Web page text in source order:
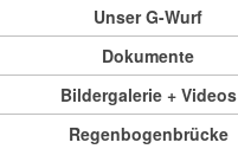
Unser G-Wurf
Dokumente
Bildergalerie + Videos
Regenbogenbrücke